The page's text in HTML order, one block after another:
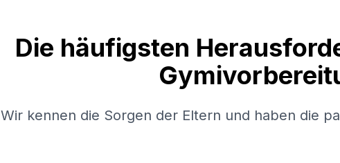
Die häufigsten
Wir kennen die Sorgen der Eltern und haben die